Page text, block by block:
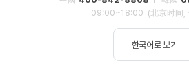
09:00~18:00 (北京时间,
한국어로 보기